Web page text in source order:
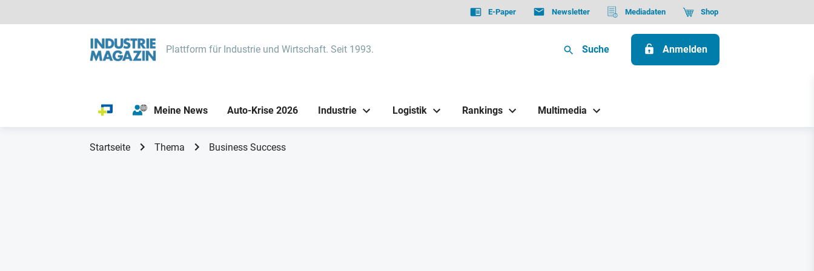
E-Paper Newsletter Mediadaten Shop
Plattform für Industrie und Wirtschaft. Seit 1993. Suche Anmelden
Meine News Auto-Krise 2026 Industrie Logistik Rankings Multimedia
Startseite Thema Business Success